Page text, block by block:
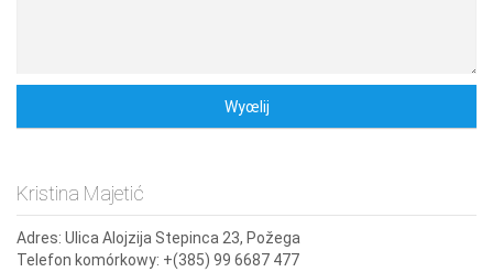
Kristina Majetić
Adres: Ulica Alojzija Stepinca 23, Požega
Telefon komórkowy: +(385) 99 6687 477